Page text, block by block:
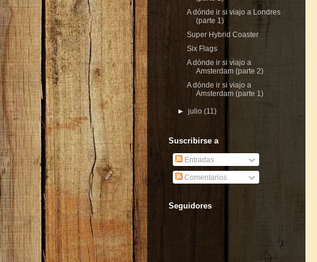
A dónde ir si viajo a Londres
(parte 1)
Super Hybrid Coaster
Six Flags
A dónde ir si viajo a
Amsterdam (parte 2)
A dónde ir si viajo a
Amsterdam (parte 1)
►julio(11)
Suscribirse a
Entradas
Comentarios
Seguidores